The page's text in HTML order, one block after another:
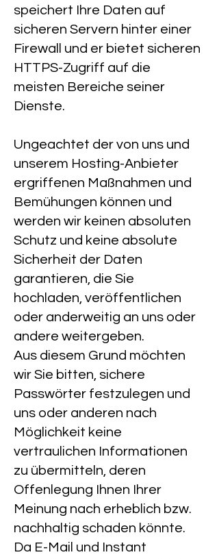
speichert Ihre Daten auf
sicheren Servern hinter einer
Firewall und er bietet sicheren
HTTPS-Zugriff auf die
meisten Bereiche seiner
Dienste.
Ungeachtet der von uns und
unserem Hosting-Anbieter
ergriffenen Maßnahmen und
Bemühungen können und
werden wir keinen absoluten
Schutz und keine absolute
Sicherheit der Daten
garantieren, die Sie
hochladen, veröffentlichen
oder anderweitig an uns oder
andere weitergeben.
Aus diesem Grund möchten
wir Sie bitten, sichere
Passwörter festzulegen und
uns oder anderen nach
Möglichkeit keine
vertraulichen Informationen
zu übermitteln, deren
Offenlegung Ihnen Ihrer
Meinung nach erheblich bzw.
nachhaltig schaden könnte.
Da E-Mail und Instant